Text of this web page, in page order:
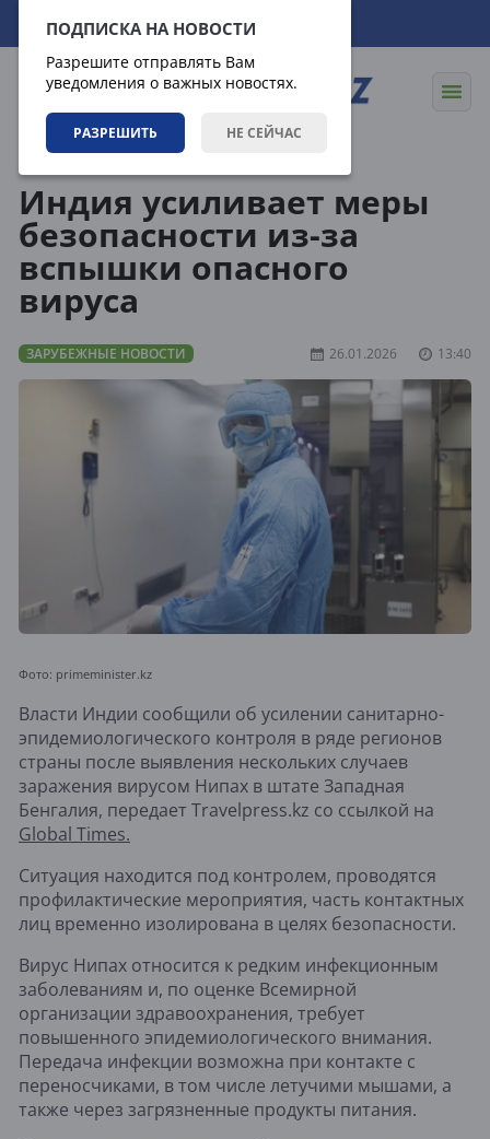
ПОДПИСКА НА НОВОСТИ
Разрешите отправлять Вам
уведомления о важных новостях.
РАЗРЕШИТЬ НЕ СЕЙЧАС
06.08.2026 22:19:53
Индия усиливает меры
безопасности из-за
вспышки опасного
вируса
ЗАРУБЕЖНЫЕ НОВОСТИ 26.01.2026 13:40
Фото: primeminister.kz
Власти Индии сообщили об усилении санитарно-
эпидемиологического контроля в ряде регионов
страны после выявления нескольких случаев
заражения вирусом Нипах в штате Западная
Бенгалия, передает Travelpress.kz со ссылкой на
Global Times.
Ситуация находится под контролем, проводятся
профилактические мероприятия, часть контактных
лиц временно изолирована в целях безопасности.
Вирус Нипах относится к редким инфекционным
заболеваниям и, по оценке Всемирной
организации здравоохранения, требует
повышенного эпидемиологического внимания.
Передача инфекции возможна при контакте с
переносчиками, в том числе летучими мышами, а
также через загрязненные продукты питания.